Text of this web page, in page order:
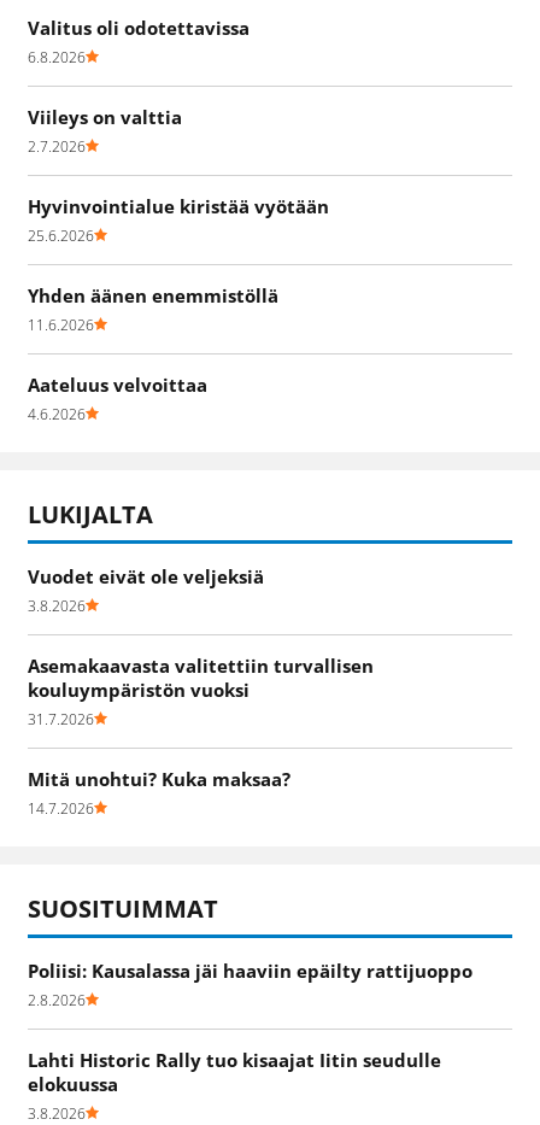
Valitus oli odotettavissa
6.8.2026
Viileys on valttia
2.7.2026
Hyvinvointialue kiristää vyötään
25.6.2026
Yhden äänen enemmistöllä
11.6.2026
Aateluus velvoittaa
4.6.2026
LUKIJALTA
Vuodet eivät ole veljeksiä
3.8.2026
Asemakaavasta valitettiin turvallisen
kouluympäristön vuoksi
31.7.2026
Mitä unohtui? Kuka maksaa?
14.7.2026
SUOSITUIMMAT
Poliisi: Kausalassa jäi haaviin epäilty rattijuoppo
2.8.2026
Lahti Historic Rally tuo kisaajat Iitin seudulle
elokuussa
3.8.2026